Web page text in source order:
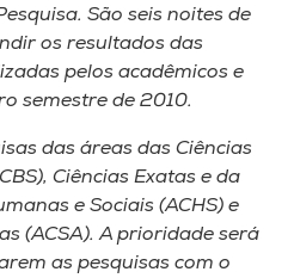
São seis noites de
os resultados das
pelos acadêmicos e
semestre de 2010.
das áreas das Ciências
Ciências Exatas e da
e Sociais (ACHS) e
(ACSA). A prioridade será
as pesquisas com o